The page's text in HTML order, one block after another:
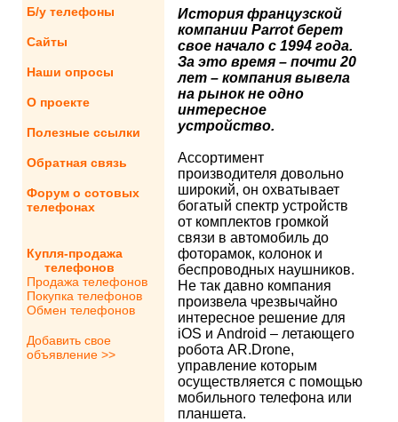
Б/у телефоны
Сайты
Наши опросы
О проекте
Полезные ссылки
Обратная связь
Форум о сотовых
телефонах
Купля-продажа
телефонов
Продажа телефонов
Покупка телефонов
Обмен телефонов
Добавить свое
объявление >>
История французской
компании Parrot берет
свое начало с 1994 года.
За это время – почти 20
лет – компания вывела
на рынок не одно
интересное
устройство.
Ассортимент
производителя довольно
широкий, он охватывает
богатый спектр устройств
от комплектов громкой
связи в автомобиль до
фоторамок, колонок и
беспроводных наушников.
Не так давно компания
произвела чрезвычайно
интересное решение для
iOS и Android – летающего
робота AR.Drone,
управление которым
осуществляется с помощью
мобильного телефона или
планшета.